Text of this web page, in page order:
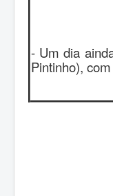
- Um dia
Pintinho),